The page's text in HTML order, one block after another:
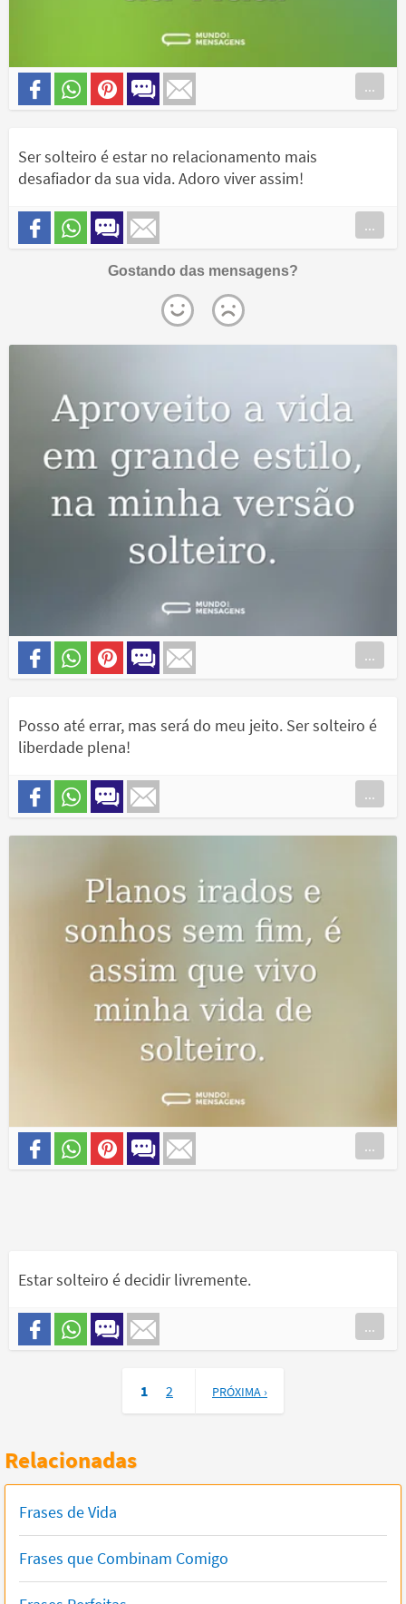
...
Ser solteiro é estar no relacionamento mais
desafiador da sua vida. Adoro viver assim!
...
Gostando das mensagens?
...
Posso até errar, mas será do meu jeito. Ser solteiro é
liberdade plena!
...
...
Estar solteiro é decidir livremente.
...
1 2 PRÓXIMA ›
Relacionadas
Frases de Vida
Frases que Combinam Comigo